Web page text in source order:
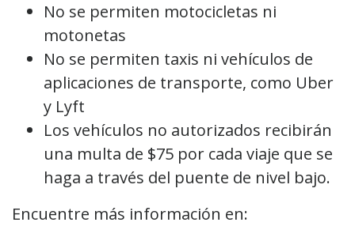
No se permiten motocicletas ni
motonetas
No se permiten taxis ni vehículos de
aplicaciones de transporte, como Uber
y Lyft
Los vehículos no autorizados recibirán
una multa de $75 por cada viaje que se
haga a través del puente de nivel bajo.
Encuentre más información en: